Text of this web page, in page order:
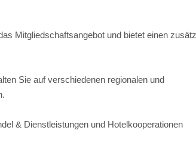
Mitgliedschaftsangebot und bietet einen
Sie auf verschiedenen regionalen und
& Dienstleistungen und Hotelkooperationen